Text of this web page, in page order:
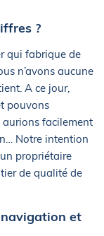
?
qui fabrique de
n’avons aucune
A ce jour,
pouvons
facilement
Notre intention
propriétaire
de qualité de
et